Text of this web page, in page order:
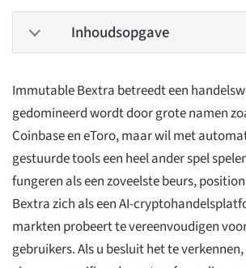
Inhoudsopgave
Immutable Bextra betreedt een
gedomineerd wordt door grote namen
Coinbase en eToro, maar wil met
gestuurde tools een heel ander spel
fungeren als een zoveelste beurs,
Bextra zich als een AI-
markten probeert te vereenvoudigen
gebruikers. Als u besluit het te